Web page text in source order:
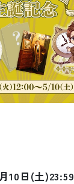
10日(土)23:59